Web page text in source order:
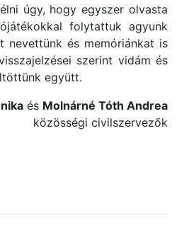
úgy, hogy egyszer olvasta
folytattuk agyunk
nevettünk és memóriánkat is
szerint vidám és
együtt.
és Molnárné Tóth Andrea
közösségi civilszervezők